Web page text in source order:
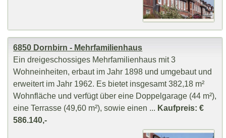
6850 Dornbirn - Mehrfamilienhaus
Ein dreigeschossiges Mehrfamilienhaus mit 3
Wohneinheiten, erbaut im Jahr 1898 und umgebaut und
erweitert im Jahr 1962. Es bietet insgesamt 382,18 m²
Wohnfläche und verfügt über eine Doppelgarage (44 m²),
eine Terrasse (49,60 m²), sowie einen ... Kaufpreis: €
586.140,-